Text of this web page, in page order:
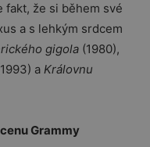
fakt, že si během své
a s lehkým srdcem
gigola (1980),
a Královnu
Grammy